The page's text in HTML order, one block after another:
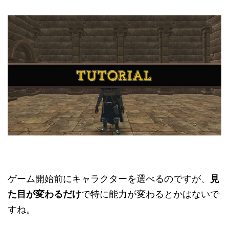
ゲーム開始前にキャラクターを選べるのですが、
見
た目が変わるだけで特に能力が変わるとかはないで
すね。